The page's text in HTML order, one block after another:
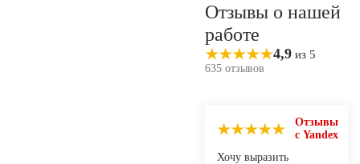
Отзывы о нашей
работе
4,9 из 5
635 отзывов
Отзывы
с Yandex
Хочу выразить